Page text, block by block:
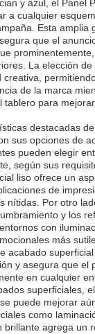
y azul, el Panel
a cualquier
Esta amplia
que el
La elección
creativa,
de la marca
tablero para
destacadas
sus opciones de
pueden elegir
según sus
liso ofrece un
de
nítidas. Por otro
y los
con
más
acabado
y asegura que el
en cualquier
superficiales,
puede mejorar
como
brillante agrega un